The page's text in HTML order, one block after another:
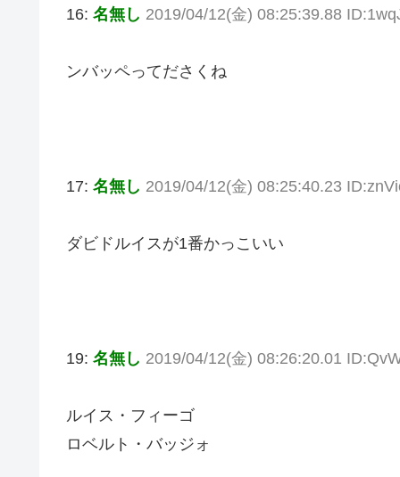
16: 名無し 2019/04/12(金) 08:25:39.88
ンバッペってださくね
17: 名無し 2019/04/12(金) 08:25:40.23
ダビドルイスが1番かっこいい
19: 名無し 2019/04/12(金) 08:26:20.01
ルイス・フィーゴ
ロベルト・バッジォ